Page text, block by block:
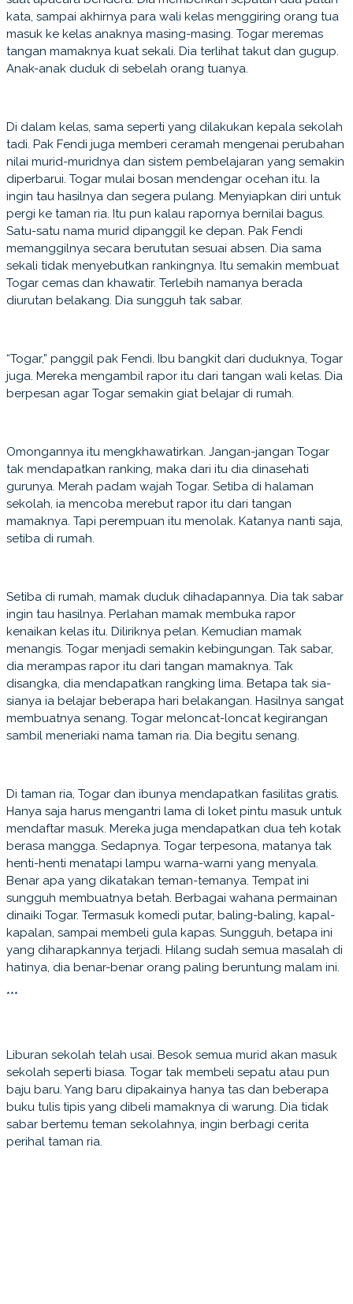
kata, sampai akhirnya para wali kelas menggiring orang tua
masuk ke kelas anaknya masing-masing. Togar meremas
tangan mamaknya kuat sekali. Dia terlihat takut dan gugup.
Anak-anak duduk di sebelah orang tuanya.
Di dalam kelas, sama seperti yang dilakukan kepala sekolah
tadi. Pak Fendi juga memberi ceramah mengenai perubahan
nilai murid-muridnya dan sistem pembelajaran yang semakin
diperbarui. Togar mulai bosan mendengar ocehan itu. Ia
ingin tau hasilnya dan segera pulang. Menyiapkan diri untuk
pergi ke taman ria. Itu pun kalau rapornya bernilai bagus.
Satu-satu nama murid dipanggil ke depan. Pak Fendi
memanggilnya secara berututan sesuai absen. Dia sama
sekali tidak menyebutkan rankingnya. Itu semakin membuat
Togar cemas dan khawatir. Terlebih namanya berada
diurutan belakang. Dia sungguh tak sabar.
“Togar,” panggil pak Fendi. Ibu bangkit dari duduknya, Togar
juga. Mereka mengambil rapor itu dari tangan wali kelas. Dia
berpesan agar Togar semakin giat belajar di rumah.
Omongannya itu mengkhawatirkan. Jangan-jangan Togar
tak mendapatkan ranking, maka dari itu dia dinasehati
gurunya. Merah padam wajah Togar. Setiba di halaman
sekolah, ia mencoba merebut rapor itu dari tangan
mamaknya. Tapi perempuan itu menolak. Katanya nanti saja,
setiba di rumah.
Setiba di rumah, mamak duduk dihadapannya. Dia tak sabar
ingin tau hasilnya. Perlahan mamak membuka rapor
kenaikan kelas itu. Diliriknya pelan. Kemudian mamak
menangis. Togar menjadi semakin kebingungan. Tak sabar,
dia merampas rapor itu dari tangan mamaknya. Tak
disangka, dia mendapatkan rangking lima. Betapa tak sia-
sianya ia belajar beberapa hari belakangan. Hasilnya sangat
membuatnya senang. Togar meloncat-loncat kegirangan
sambil meneriaki nama taman ria. Dia begitu senang.
Di taman ria, Togar dan ibunya mendapatkan fasilitas gratis.
Hanya saja harus mengantri lama di loket pintu masuk untuk
mendaftar masuk. Mereka juga mendapatkan dua teh kotak
berasa mangga. Sedapnya. Togar terpesona, matanya tak
henti-henti menatapi lampu warna-warni yang menyala.
Benar apa yang dikatakan teman-temanya. Tempat ini
sungguh membuatnya betah. Berbagai wahana permainan
dinaiki Togar. Termasuk komedi putar, baling-baling, kapal-
kapalan, sampai membeli gula kapas. Sungguh, betapa ini
yang diharapkannya terjadi. Hilang sudah semua masalah di
hatinya, dia benar-benar orang paling beruntung malam ini.
***
Liburan sekolah telah usai. Besok semua murid akan masuk
sekolah seperti biasa. Togar tak membeli sepatu atau pun
baju baru. Yang baru dipakainya hanya tas dan beberapa
buku tulis tipis yang dibeli mamaknya di warung. Dia tidak
sabar bertemu teman sekolahnya, ingin berbagi cerita
perihal taman ria.